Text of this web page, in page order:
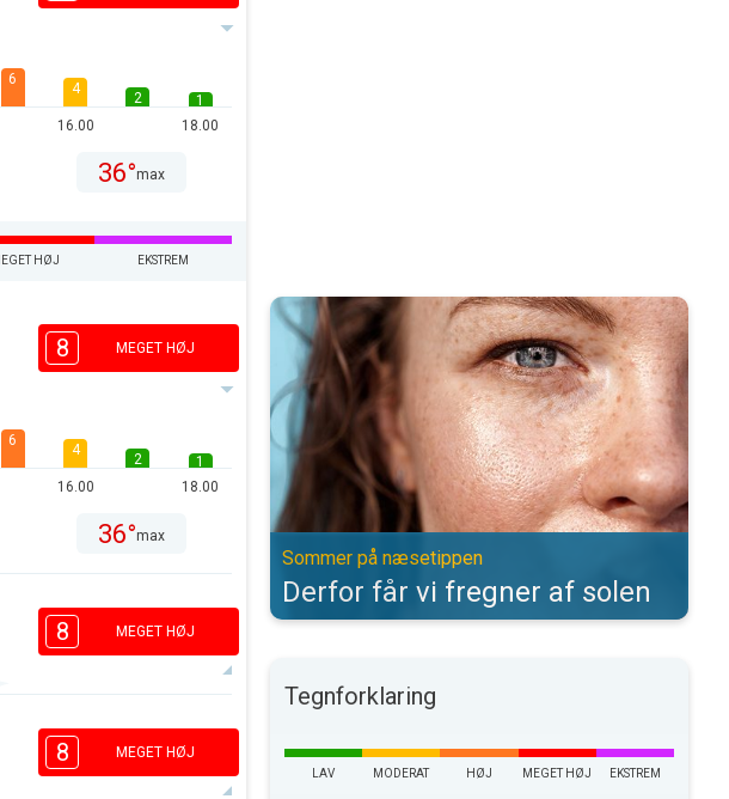
6
4
16.00
2
1
18.00
36°max
HØJ EKSTREM
8 MEGET HØJ
6
4
16.00
2
1
18.00
36°max
8 MEGET HØJ
4
16.00
1
8 MEGET HØJ
Derfor får vi fregner af solen. Sommer på næsetippen. . .
Sommer på næsetippen
Derfor får vi fregner af solen
Tegnforklaring
LAV MODERAT HØJ MEGET HØJ EKSTREM